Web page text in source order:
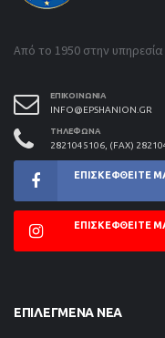
Από το 1950 στην
ΕΠΙΚΟΙΝΩΝΊΑ
INFO@EPSHANION.GR
ΤΗΛΈΦΩΝΑ
2821045106, (FAX)
ΕΠΙΣΚΕΦΘΕΊΤΕ
ΕΠΙΣΚΕΦΘΕΊΤΕ
ΕΠΙΛΕΓΜΈΝΑ ΝΈΑ